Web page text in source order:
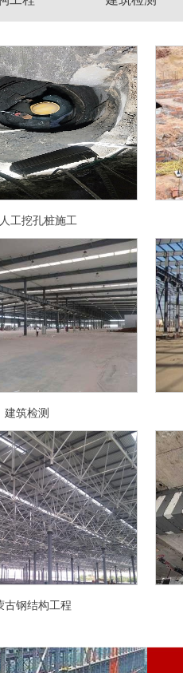
工挖孔桩施工
建筑检测
古钢结构工程